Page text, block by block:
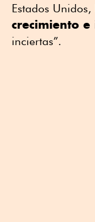
Estados Unidos,
crecimiento
inciertas”.